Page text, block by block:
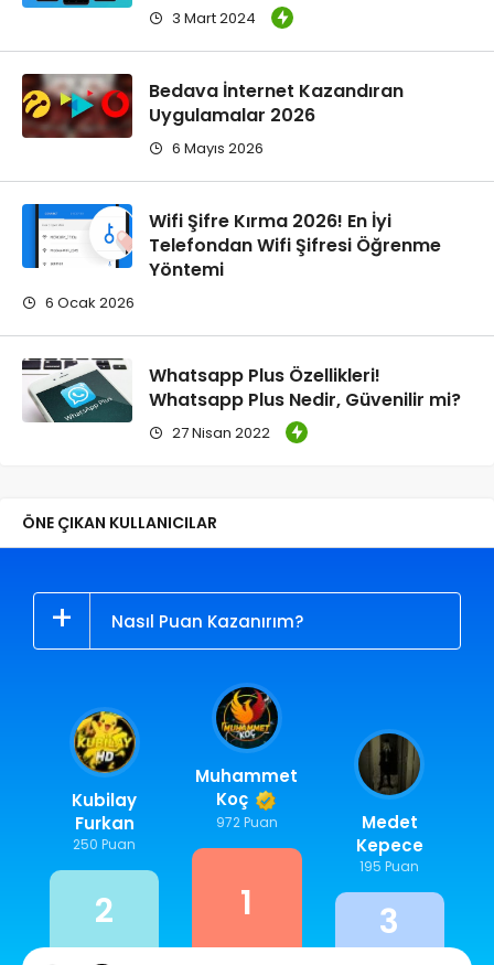
3 Mart 2024
Bedava İnternet Kazandıran
Uygulamalar 2026
6 Mayıs 2026
Wifi Şifre Kırma 2026! En İyi
Telefondan Wifi Şifresi Öğrenme
Yöntemi
6 Ocak 2026
Whatsapp Plus Özellikleri!
Whatsapp Plus Nedir, Güvenilir mi?
27 Nisan 2022
ÖNE ÇIKAN KULLANICILAR
Nasıl Puan Kazanırım?
Muhammet
Koç
972 Puan
1
Kubilay
Furkan
250 Puan
2
Medet
Kepece
195 Puan
3